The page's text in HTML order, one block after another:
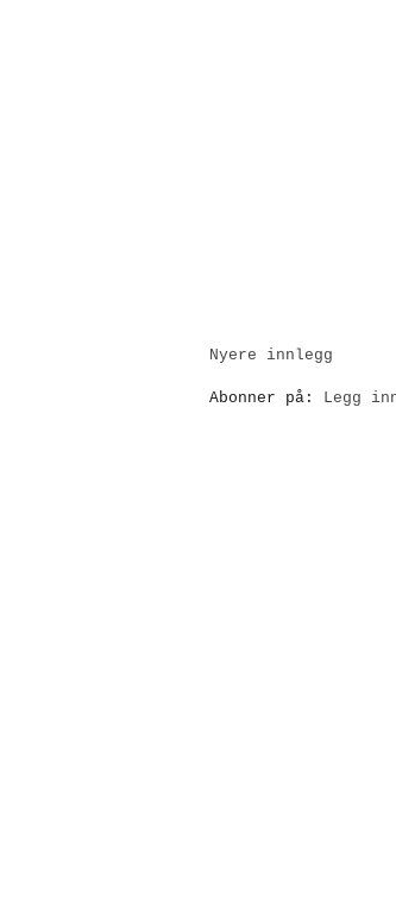
Nyere innlegg
Abonner på: Legg